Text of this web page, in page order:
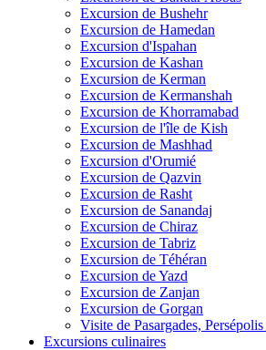
Excursion de Bushehr
Excursion de Hamedan
Excursion d'Ispahan
Excursion de Kashan
Excursion de Kerman
Excursion de Kermanshah
Excursion de Khorramabad
Excursion de l'île de Kish
Excursion de Mashhad
Excursion d'Orumié
Excursion de Qazvin
Excursion de Rasht
Excursion de Sanandaj
Excursion de Chiraz
Excursion de Tabriz
Excursion de Téhéran
Excursion de Yazd
Excursion de Zanjan
Excursion de Gorgan
Visite de Pasargades,
Excursions culinaires